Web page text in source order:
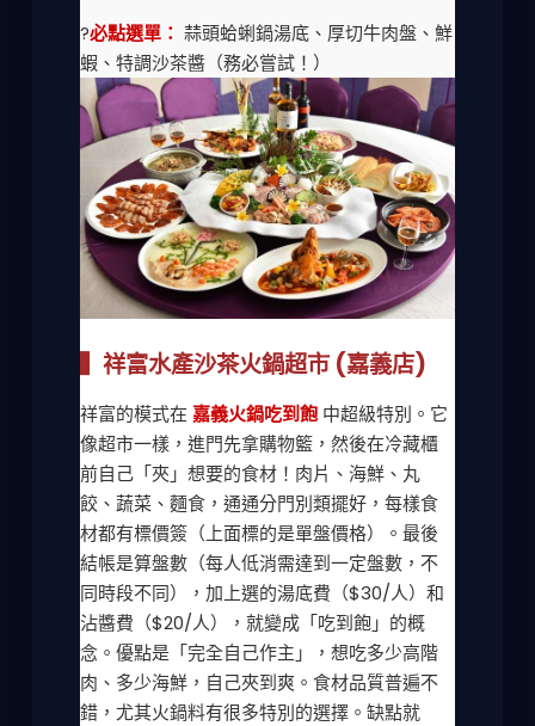
?必點選單： 蒜頭蛤蜊鍋湯底、厚切牛肉盤、鮮
蝦、特調沙茶醬（務必嘗試！）
▍祥富水產沙茶火鍋超市 (嘉義店)
祥富的模式在 嘉義火鍋吃到飽中超級特別。它
像超市一樣，進門先拿購物籃，然後在冷藏櫃
前自己「夾」想要的食材！肉片、海鮮、丸
餃、蔬菜、麵食，通通分門別類擺好，每樣食
材都有標價簽（上面標的是單盤價格）。最後
結帳是算盤數（每人低消需達到一定盤數，不
同時段不同），加上選的湯底費（$30/人）和
沾醬費（$20/人），就變成「吃到飽」的概
念。優點是「完全自己作主」，想吃多少高階
肉、多少海鮮，自己夾到爽。食材品質普遍不
錯，尤其火鍋料有很多特別的選擇。缺點就